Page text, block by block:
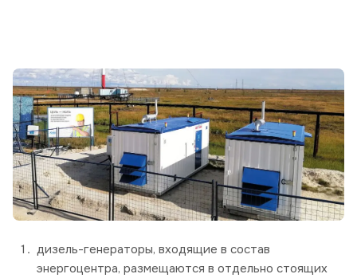
дизель-генераторы, входящие в состав
энергоцентра, размещаются в отдельно стоящих